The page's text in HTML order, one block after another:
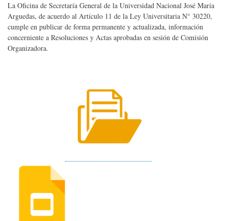
La Oficina de Secretaría General de la Universidad Nacional José María
Arguedas, de acuerdo al Artículo 11 de la Ley Universitaria N° 30220,
cumple en publicar de forma permanente y actualizada, información
concerniente a Resoluciones y Actas aprobadas en sesión de Comisión
Organizadora.